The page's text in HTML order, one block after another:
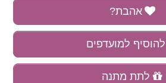
אהבת?
להוסיף למועדפים
לתת מתנה